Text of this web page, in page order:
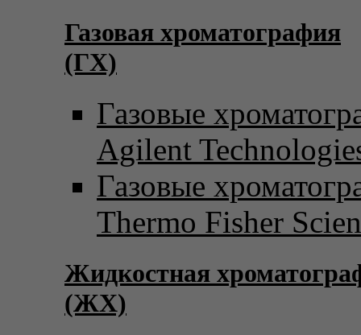
Газовая хроматография
(ГХ)
Газовые
Agilent
Газовые
Thermo Fisher
Жидкостная
(ЖХ)